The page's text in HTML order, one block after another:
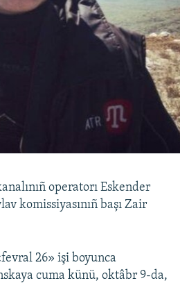
operatorı Eskender
komissiyasınıñ başı Zair
26» işi boyunca
cuma künü, oktâbr 9-da,